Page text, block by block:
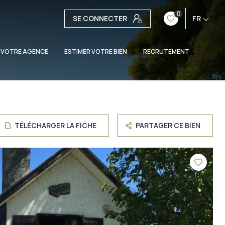
SE CONNECTER 0 FR
AGENCE ESTIMER VOTRE BIEN RECRUTEMENT
TÉLÉCHARGER LA FICHE PARTAGER CE BIEN